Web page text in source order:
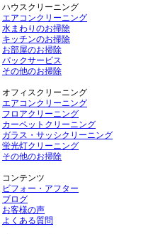
ハウスクリーニング
エアコンクリーニング
水まわりのお掃除
キッチンのお掃除
お部屋のお掃除
パックサービス
その他のお掃除
オフィスクリーニング
エアコンクリーニング
フロアクリーニング
カーペットクリーニング
ガラス・サッシクリーニング
蛍光灯クリーニング
その他のお掃除
コンテンツ
ビフォー・アフター
ブログ
お客様の声
よくある質問